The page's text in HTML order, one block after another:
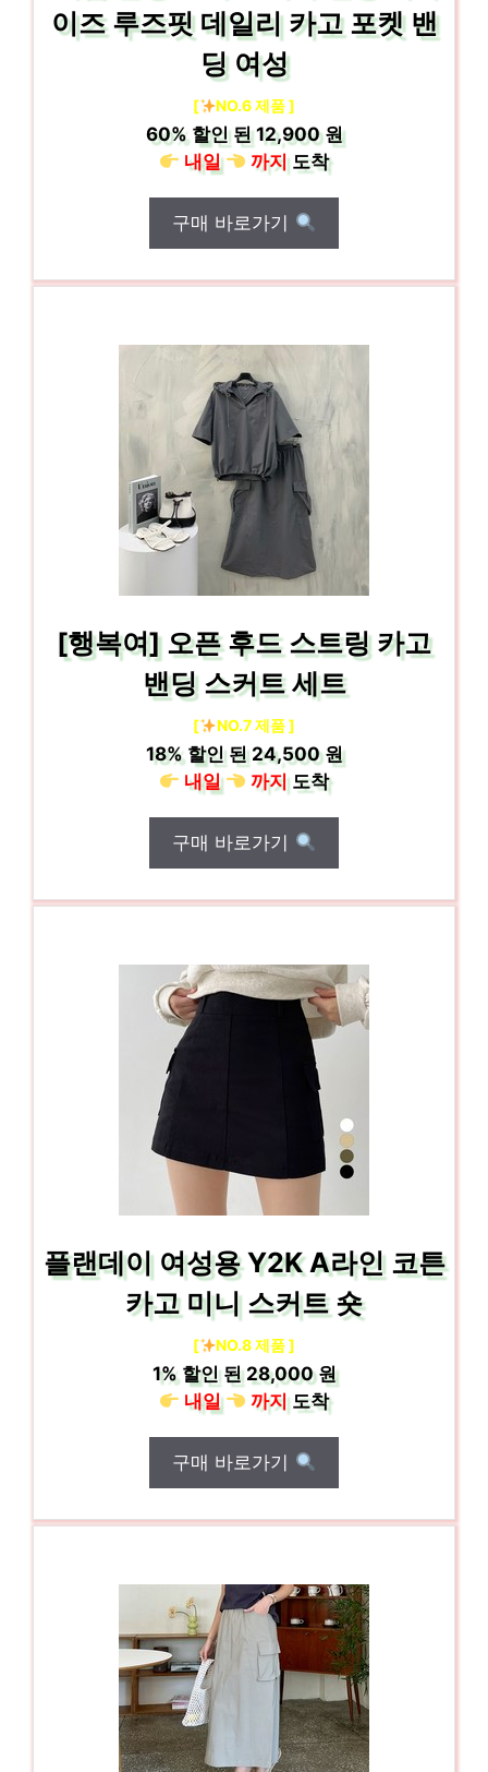
이즈 루즈핏 데일리 카고 포켓 밴
딩 여성
[ NO.6 제품 ]
60%할인 된12,900 원
내일
까지도착
구매 바로가기
[행복여] 오픈 후드 스트링 카고
밴딩 스커트 세트
[ NO.7 제품 ]
18%할인 된24,500 원
내일
까지도착
구매 바로가기
플랜데이 여성용 Y2K A라인 코튼
카고 미니 스커트 숏
[ NO.8 제품 ]
1%할인 된28,000 원
내일
까지도착
구매 바로가기